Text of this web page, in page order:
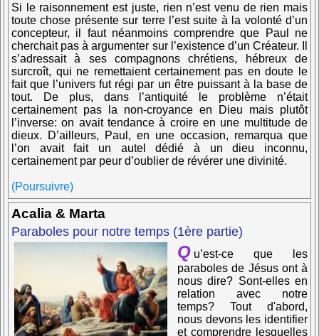
Si le raisonnement est juste, rien n’est venu de rien mais
toute chose présente sur terre l’est suite à la volonté d’un
concepteur, il faut néanmoins comprendre que Paul ne
cherchait pas à argumenter sur l’existence d’un Créateur. Il
s’adressait à ses compagnons chrétiens, hébreux de
surcroît, qui ne remettaient certainement pas en doute le
fait que l’univers fut régi par un être puissant à la base de
tout. De plus, dans l’antiquité le problème n’était
certainement pas la non-croyance en Dieu mais plutôt
l’inverse: on avait tendance à croire en une multitude de
dieux. D’ailleurs, Paul, en une occasion, remarqua que
l’on avait fait un autel dédié à un dieu inconnu,
certainement par peur d’oublier de révérer une divinité.
(Poursuivre)
Acalia & Marta
Paraboles pour notre temps (1ère partie)
Q u’est-ce que les
paraboles de Jésus ont à
nous dire? Sont-elles en
relation avec notre
temps? Tout d'abord,
nous devons les identifier
et comprendre lesquelles